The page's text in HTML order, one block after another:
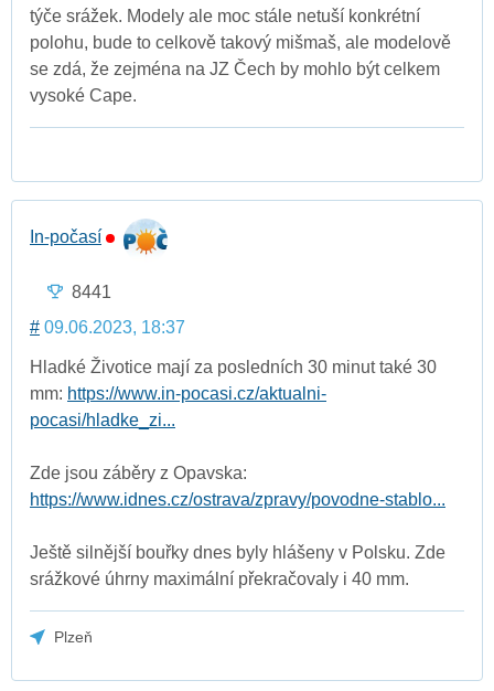
týče srážek. Modely ale moc stále netuší konkrétní
polohu, bude to celkově takový mišmaš, ale modelově
se zdá, že zejména na JZ Čech by mohlo být celkem
vysoké Cape.
In-počasí
8441
# 09.06.2023, 18:37
Hladké Životice mají za posledních 30 minut také 30
mm: https://www.in-pocasi.cz/aktualni-
pocasi/hladke_zi...
Zde jsou záběry z Opavska:
https://www.idnes.cz/ostrava/zpravy/povodne-stablo...
Ještě silnější bouřky dnes byly hlášeny v Polsku. Zde
srážkové úhrny maximální překračovaly i 40 mm.
Plzeň